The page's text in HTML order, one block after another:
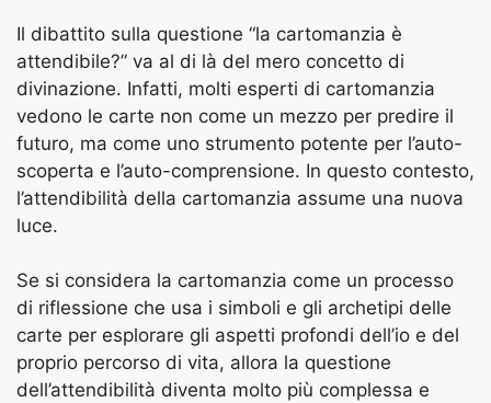
Il dibattito sulla questione “la cartomanzia è
attendibile?” va al di là del mero concetto di
divinazione. Infatti, molti esperti di cartomanzia
vedono le carte non come un mezzo per predire il
futuro, ma come uno strumento potente per l’auto-
scoperta e l’auto-comprensione. In questo contesto,
l’attendibilità della cartomanzia assume una nuova
luce.
Se si considera la cartomanzia come un processo
di riflessione che usa i simboli e gli archetipi delle
carte per esplorare gli aspetti profondi dell’io e del
proprio percorso di vita, allora la questione
dell’attendibilità diventa molto più complessa e